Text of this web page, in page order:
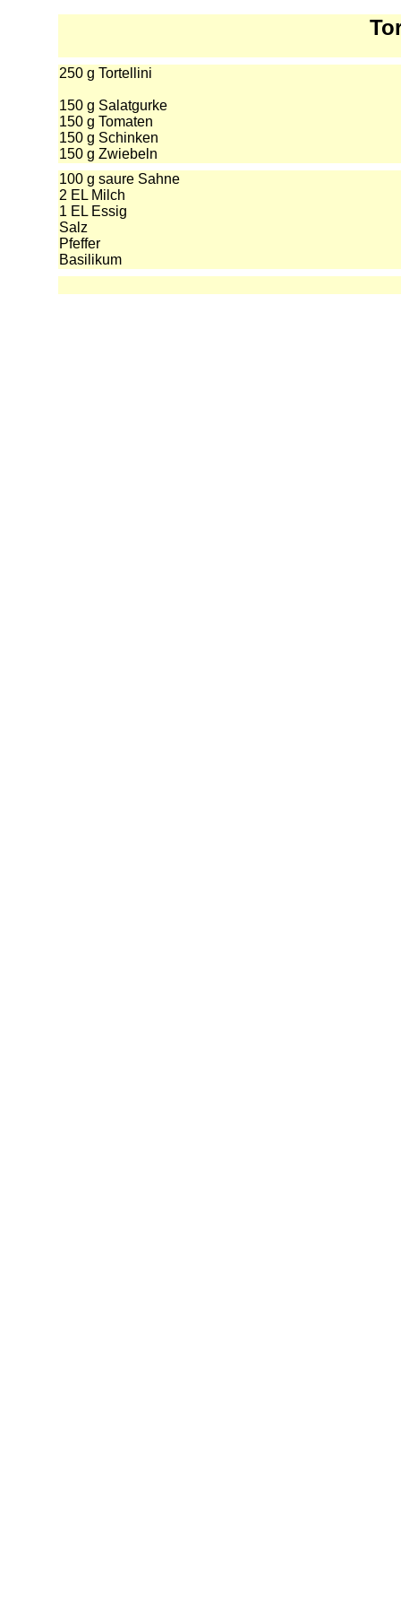
250 g Tortellini
150 g Salatgurke
150 g Tomaten
150 g Schinken
150 g Zwiebeln
100 g saure Sahne
2 EL Milch
1 EL Essig
Salz
Pfeffer
Basilikum